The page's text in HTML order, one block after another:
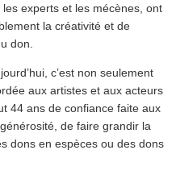
experts et les mécènes, ont
la créativité et de
don.
c’est non seulement
aux artistes et aux acteurs
44 ans de confiance faite aux
de faire grandir la
dons en espèces ou des dons